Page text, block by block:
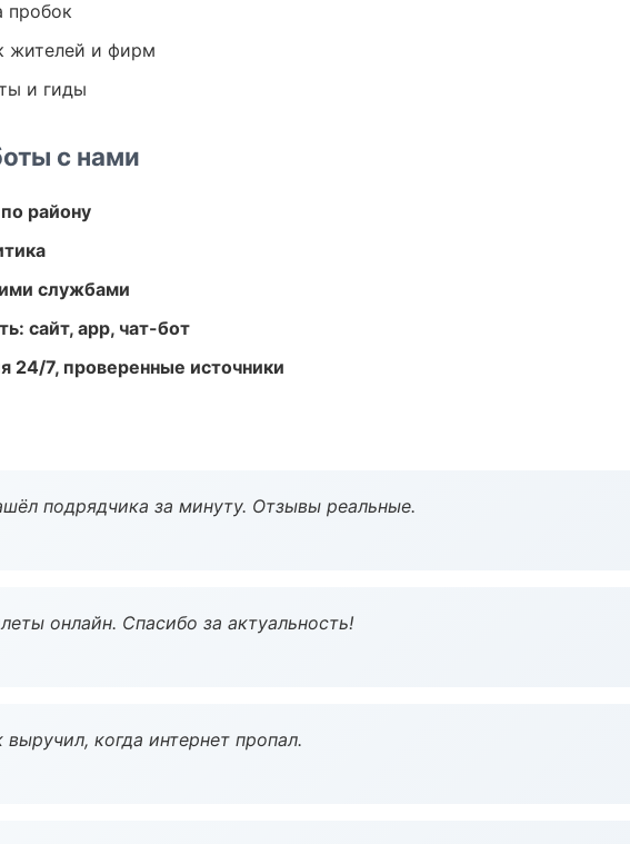
пробок
жителей и фирм
и гиды
с нами
району
службами
сайт, app, чат-бот
24/7, проверенные источники
подрядчика за минуту. Отзывы реальные.
онлайн. Спасибо за актуальность!
когда интернет пропал.